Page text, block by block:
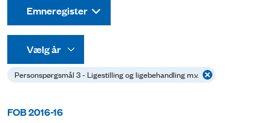
Emneregister
Personspørgsmål 3 - Ligestilling og ligebehandling m.v.
FOB 2016-16